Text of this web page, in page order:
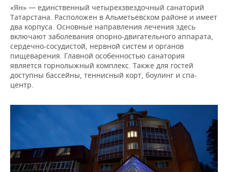
«Ян» — единственный четырехзвездочный санаторий
Татарстана. Расположен в Альметьевском районе и имеет
два корпуса. Основные направления лечения здесь
включают заболевания опорно-двигательного аппарата,
сердечно-сосудистой, нервной систем и органов
пищеварения. Главной особенностью санатория
является горнолыжный комплекс. Также для гостей
доступны бассейны, теннисный корт, боулинг и спа-
центр.